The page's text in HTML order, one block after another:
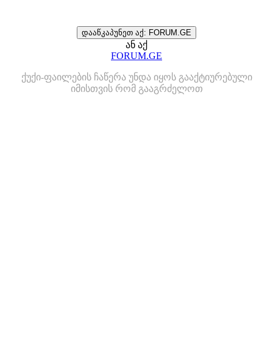
დააწკაპუნეთ აქ: FORUM.GE
ან აქ
FORUM.GE
ქუქი-ფაილების ჩაწერა უნდა იყოს გააქტიურებული
იმისთვის რომ გააგრძელოთ